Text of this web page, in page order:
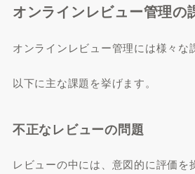
オンラインレビュー管理の
オンラインレビュー管理には様々な
以下に主な課題を挙げます。
不正なレビューの問題
レビューの中には、意図的に評価を